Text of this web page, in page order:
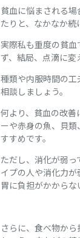
貧血に悩まされる
たりと、なかなか続
実際私も重度の貧
ず、結局、点滴に変
種類や内服時間の
相談しましょう。
何より、貧血の改
ーや赤身の魚、貝
すすめです。
ただし、消化が弱
イプの人や消化力が
胃に負担がかから
さらに、食べ物か